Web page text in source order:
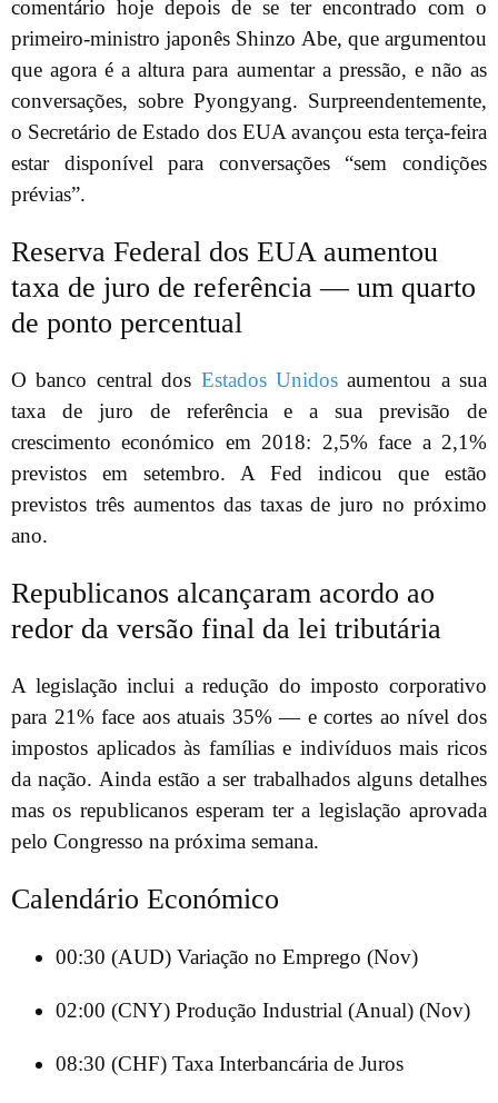
comentário hoje depois de se ter encontrado com o
primeiro-ministro japonês Shinzo Abe, que argumentou
que agora é a altura para aumentar a pressão, e não as
conversações, sobre Pyongyang. Surpreendentemente,
o Secretário de Estado dos EUA avançou esta terça-feira
estar disponível para conversações “sem condições
prévias”.
Reserva Federal dos EUA aumentou
taxa de juro de referência — um quarto
de ponto percentual
O banco central dos Estados Unidosaumentou a sua
taxa de juro de referência e a sua previsão de
crescimento económico em 2018: 2,5% face a 2,1%
previstos em setembro. A Fed indicou que estão
previstos três aumentos das taxas de juro no próximo
ano.
Republicanos alcançaram acordo ao
redor da versão final da lei tributária
A legislação inclui a redução do imposto corporativo
para 21% face aos atuais 35% — e cortes ao nível dos
impostos aplicados às famílias e indivíduos mais ricos
da nação. Ainda estão a ser trabalhados alguns detalhes
mas os republicanos esperam ter a legislação aprovada
pelo Congresso na próxima semana.
Calendário Económico
00:30 (AUD) Variação no Emprego (Nov)
02:00 (CNY) Produção Industrial (Anual) (Nov)
08:30 (CHF) Taxa Interbancária de Juros